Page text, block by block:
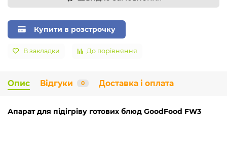
Купити в розстрочку
В закладки До порівняння
Опис Відгуки 0 Доставка і оплата
Апарат для підігріву готових блюд GoodFood FW3